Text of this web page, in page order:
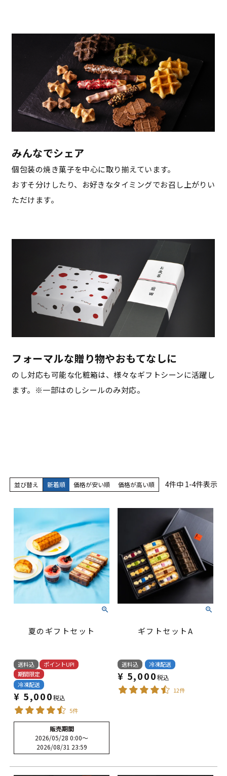
みんなでシェア
個包装の焼き菓子を中心に取り揃えています。
おすそ分けしたり、お好きなタイミングでお召し上がりい
ただけます。
フォーマルな贈り物やおもてなしに
のし対応も可能な化粧箱は、様々なギフトシーンに活躍し
ます。※一部はのしシールのみ対応。
並び替え 新着順 価格が安い順 価格が高い順 4件中 1-4件表示
夏のギフトセット
送料込
ポイントUP!
期間限定
冷凍配送
¥ 5,000税込
5件
販売期間
2026/05/28 0:00〜
2026/08/31 23:59
ギフトセットA
送料込 冷凍配送
¥ 5,000税込
12件